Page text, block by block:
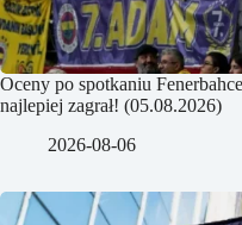
Oceny po spotkaniu
najlepiej zagrał! (05.08.2026)
2026-08-06